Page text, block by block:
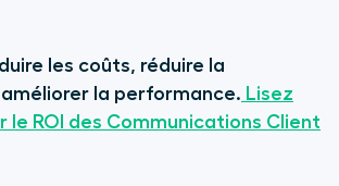
les coûts, réduire la
la performance. Lisez
le ROI des Communications Client